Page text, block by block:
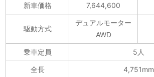
新車価格 7,644,600
駆動方式
デュアルモーター
AWD
乗車定員 5人
全長 4,751mm